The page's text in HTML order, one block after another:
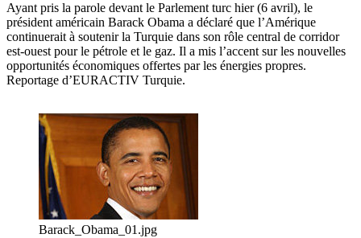
Ayant pris la parole devant le Parlement turc hier (6 avril), le
président américain Barack Obama a déclaré que l’Amérique
continuerait à soutenir la Turquie dans son rôle central de corridor
est-ouest pour le pétrole et le gaz. Il a mis l’accent sur les nouvelles
opportunités économiques offertes par les énergies propres.
Reportage d’EURACTIV Turquie.
Barack_Obama_01.jpg